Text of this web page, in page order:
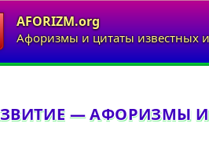
AFORIZM.org
Афоризмы и цитаты известных
— АФОРИЗМЫ